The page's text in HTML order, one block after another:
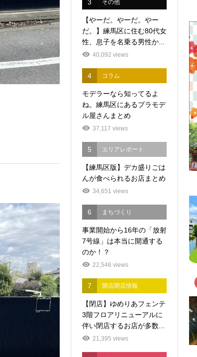
3 その他
【やーだ。やーだ。やー
だ。】練馬区に住む80代女
性、息子を名乗る男性か...
40,092 views
4 コラム
モデラーなら知ってるよ
ね。練馬区にあるプラモデ
ル屋さんまとめ
37,117 views
5 エリアレポート
【練馬区版】デカ盛りごは
んが食べられるお店まとめ
34,651 views
6 まちづくり
事業開始から16年の「放射
7号線」は本当に開通する
のか！？
22,546 views
7 開店閉店情報
【閉店】ゆめりあフェンテ
3階フロアリニューアルに
伴い閉店するお店が多数...
21,395 views